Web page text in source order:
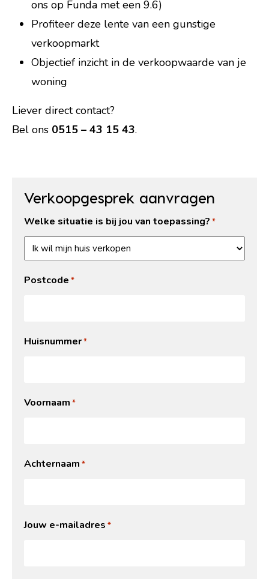
ons op Funda met een 9.6)
Profiteer deze lente van een gunstige
verkoopmarkt
Objectief inzicht in de verkoopwaarde van je
woning
Liever direct contact?
Bel ons 0515 – 43 15 43.
Verkoopgesprek aanvragen
Welke situatie is bij jou van toepassing? *
Postcode *
Huisnummer*
Voornaam *
Achternaam *
Jouw e-mailadres *